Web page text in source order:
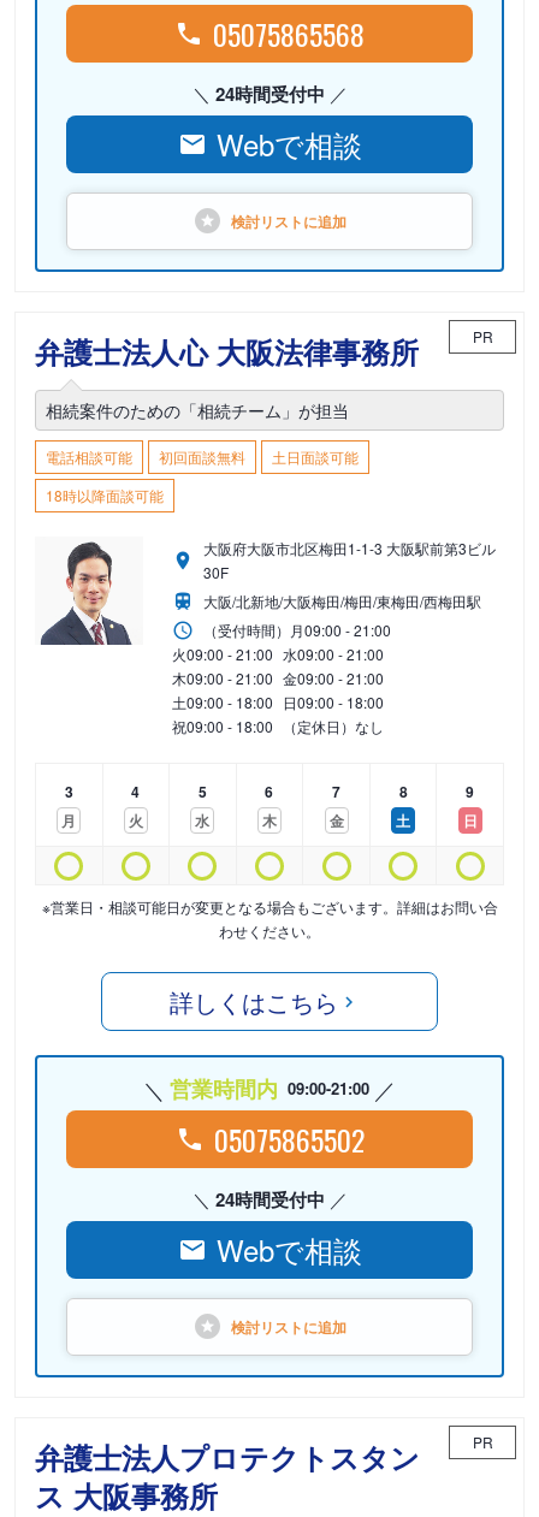
05075865568
24時間受付中
Webで相談
検討リストに追加
弁護士法人心 大阪法律事務所 PR
相続案件のための「相続チーム」が担当
電話相談可能 初回面談無料
土日面談可能
18時以降面談可能
大阪府大阪市北区梅田1-1-3 大阪駅前第3ビル
30F
大阪/北新地/大阪梅田/梅田/東梅田/西梅田駅
（受付時間） 月09:00 - 21:00
火09:00 - 21:00 水09:00 - 21:00
木09:00 - 21:00 金09:00 - 21:00
土09:00 - 18:00 日09:00 - 18:00
祝09:00 - 18:00 （定休日）なし
3
月
4
火
5
水
6
木
7
金
8
土
9
日
※営業日・相談可能日が変更となる場合もございます。詳細はお問い合
わせください。
詳しくはこちら
営業時間内 09:00-21:00
05075865502
24時間受付中
Webで相談
検討リストに追加
弁護士法人プロテクトスタン
ス 大阪事務所
PR